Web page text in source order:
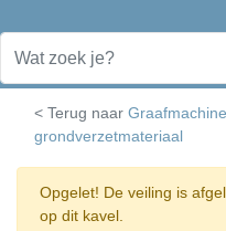
< Terug naar
grondverzetmateriaal
Opgelet! De veiling is
op dit kavel.